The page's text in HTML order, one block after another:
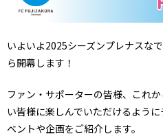
いよいよ2025シーズンプレナスな
ら開幕します！
ファン・サポーターの皆様、これ
い皆様に楽しんでいただけるよう
ベントや企画をご紹介します。